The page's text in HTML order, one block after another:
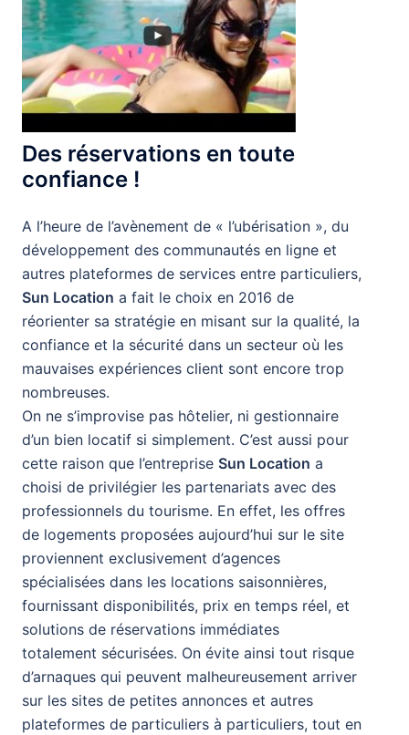
Des réservations en toute
confiance !
A l’heure de l’avènement de « l’ubérisation », du
développement des communautés en ligne et
autres plateformes de services entre particuliers,
Sun Location a fait le choix en 2016 de
réorienter sa stratégie en misant sur la qualité, la
confiance et la sécurité dans un secteur où les
mauvaises expériences client sont encore trop
nombreuses.
On ne s’improvise pas hôtelier, ni gestionnaire
d’un bien locatif si simplement. C’est aussi pour
cette raison que l’entreprise Sun Location a
choisi de privilégier les partenariats avec des
professionnels du tourisme. En effet, les offres
de logements proposées aujourd’hui sur le site
proviennent exclusivement d’agences
spécialisées dans les locations saisonnières,
fournissant disponibilités, prix en temps réel, et
solutions de réservations immédiates
totalement sécurisées. On évite ainsi tout risque
d’arnaques qui peuvent malheureusement arriver
sur les sites de petites annonces et autres
plateformes de particuliers à particuliers, tout en